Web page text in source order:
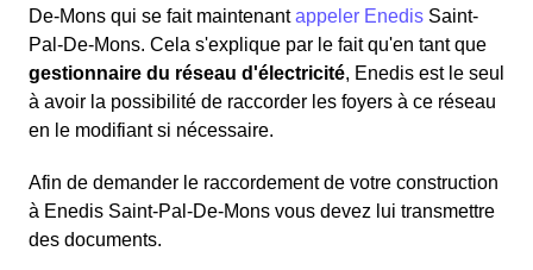
De-Mons qui se fait maintenantappeler Enedis Saint-
Pal-De-Mons. Cela s'explique par le fait qu'en tant que
gestionnaire du réseau d'électricité, Enedis est le seul
à avoir la possibilité de raccorder les foyers à ce réseau
en le modifiant si nécessaire.
Afin de demander le raccordement de votre construction
à Enedis Saint-Pal-De-Mons vous devez lui transmettre
des documents.